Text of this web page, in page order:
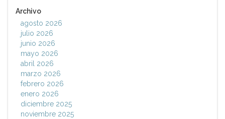
Archivo
agosto 2026
julio 2026
junio 2026
mayo 2026
abril 2026
marzo 2026
febrero 2026
enero 2026
diciembre 2025
noviembre 2025